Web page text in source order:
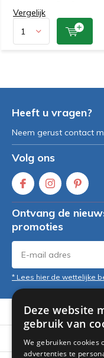
Vergelijk
Heeft u vragen?
Neem gerust contact
Volg ons
Ontvang de
promoties
* Lees hier de wettelijke
Klantenservice
Mijn account
Deze website
gebruik van
We gebruiken cookies
advertenties te